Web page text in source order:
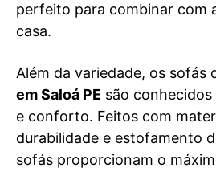
perfeito para combinar com
casa.
Além da variedade, os sofás
em Saloá PE são
e conforto. Feitos com
durabilidade e estofamento
sofás proporcionam o